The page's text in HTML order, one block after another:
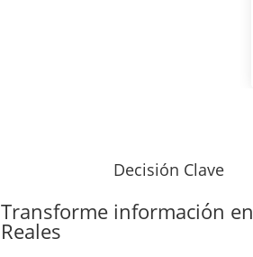
Decisión Clave
Transforme información en
Reales